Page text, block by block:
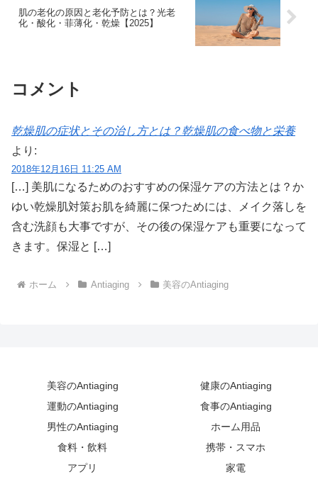
肌の老化の原因と老化予防とは？光老
化・酸化・菲薄化・乾燥【2025】
コメント
乾燥肌の症状とその治し方とは？乾燥肌の食べ物と栄養
より:
2018年12月16日 11:25 AM
[…] 美肌になるためのおすすめの保湿ケアの方法とは？か
ゆい乾燥肌対策お肌を綺麗に保つためには、メイク落しを
含む洗顔も大事ですが、その後の保湿ケアも重要になって
きます。保湿と […]
ホーム Antiaging 美容のAntiaging
美容のAntiaging
健康のAntiaging
運動のAntiaging
食事のAntiaging
男性のAntiaging
ホーム用品
食料・飲料
携帯・スマホ
アプリ
家電